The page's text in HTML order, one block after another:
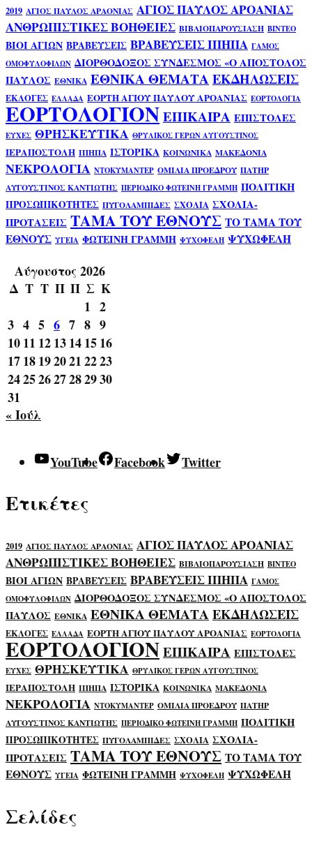
2019 ΑΓΙΟΣ ΠΑΥΛΟΣ ΑΡΑΟΝΙΑΣ ΑΓΙΟΣ ΠΑΥΛΟΣ ΑΡΟΑΝΙΑΣ
ΑΝΘΡΩΠΙΣΤΙΚΕΣ ΒΟΗΘΕΙΕΣ ΒΙΒΛΙΟΠΑΡΟΥΣΙΑΣΗ ΒΙΝΤΕΟ
ΒΙΟΙ ΑΓΙΩΝ ΒΡΑΒΕΥΣΕΙΣ ΒΡΑΒΕΥΣΕΙΣ ΙΠΗΠΑ ΓΑΜΟΣ
ΟΜΟΦΥΛΟΦΙΛΩΝ ΔΙΟΡΘΟΔΟΞΟΣ ΣΥΝΔΕΣΜΟΣ «Ο ΑΠΟΣΤΟΛΟΣ
ΠΑΥΛΟΣ ΕΘΝΙΚΑ ΕΘΝΙΚΑ ΘΕΜΑΤΑΕΚΔΗΛΩΣΕΙΣ
ΕΚΛΟΓΕΣ ΕΛΛΑΔΑ ΕΟΡΤΗ ΑΓΙΟΥ ΠΑΥΛΟΥ ΑΡΟΑΝΙΑΣ ΕΟΡΤΟΛΟΓΙΑ
ΕΟΡΤΟΛΟΓΙΟΝΕΠΙΚΑΙΡΑ ΕΠΙΣΤΟΛΕΣ
ΕΥΧΕΣ ΘΡΗΣΚΕΥΤΙΚΑ ΘΡΥΛΙΚΟΣ ΓΕΡΩΝ ΑΥΓΟΥΣΤΙΝΟΣ
ΙΕΡΑΠΟΣΤΟΛΗ ΙΠΗΠΑ ΙΣΤΟΡΙΚΑ ΚΟΙΝΩΝΙΚΑ ΜΑΚΕΔΟΝΙΑ
ΝΕΚΡΟΛΟΓΙΑ ΝΤΟΚΥΜΑΝΤΕΡ ΟΜΙΛΙΑ ΠΡΟΕΔΡΟΥ ΠΑΤΗΡ
ΑΥΓΟΥΣΤΙΝΟΣ ΚΑΝΤΙΩΤΗΣ ΠΕΡΙΟΔΙΚΟ ΦΩΤΕΙΝΗ ΓΡΑΜΜΗ ΠΟΛΙΤΙΚΗ
ΠΡΟΣΩΠΙΚΟΤΗΤΕΣ ΠΥΓΟΛΑΜΠΙΔΕΣ ΣΧΟΛΙΑ ΣΧΟΛΙΑ-
ΠΡΟΤΑΣΕΙΣ ΤΑΜΑ ΤΟΥ ΕΘΝΟΥΣ ΤΟ ΤΑΜΑ ΤΟΥ
ΕΘΝΟΥΣ ΥΓΕΙΑ ΦΩΤΕΙΝΗ ΓΡΑΜΜΗ ΨΥΧΟΦΕΛΗ ΨΥΧΩΦΕΛΗ
Αύγουστος 2026
Δ Τ Τ Π Π Σ Κ
1 2
3 4 5 6 7 8 9
1011 1213141516
17181920212223
24252627282930
31
« Ιούλ
YouTube Facebook Twitter
Ετικέτες
2019 ΑΓΙΟΣ ΠΑΥΛΟΣ ΑΡΑΟΝΙΑΣ ΑΓΙΟΣ ΠΑΥΛΟΣ ΑΡΟΑΝΙΑΣ
ΑΝΘΡΩΠΙΣΤΙΚΕΣ ΒΟΗΘΕΙΕΣ ΒΙΒΛΙΟΠΑΡΟΥΣΙΑΣΗ ΒΙΝΤΕΟ
ΒΙΟΙ ΑΓΙΩΝ ΒΡΑΒΕΥΣΕΙΣ ΒΡΑΒΕΥΣΕΙΣ ΙΠΗΠΑ ΓΑΜΟΣ
ΟΜΟΦΥΛΟΦΙΛΩΝ ΔΙΟΡΘΟΔΟΞΟΣ ΣΥΝΔΕΣΜΟΣ «Ο ΑΠΟΣΤΟΛΟΣ
ΠΑΥΛΟΣ ΕΘΝΙΚΑ ΕΘΝΙΚΑ ΘΕΜΑΤΑΕΚΔΗΛΩΣΕΙΣ
ΕΚΛΟΓΕΣ ΕΛΛΑΔΑ ΕΟΡΤΗ ΑΓΙΟΥ ΠΑΥΛΟΥ ΑΡΟΑΝΙΑΣ ΕΟΡΤΟΛΟΓΙΑ
ΕΟΡΤΟΛΟΓΙΟΝΕΠΙΚΑΙΡΑ ΕΠΙΣΤΟΛΕΣ
ΕΥΧΕΣ ΘΡΗΣΚΕΥΤΙΚΑ ΘΡΥΛΙΚΟΣ ΓΕΡΩΝ ΑΥΓΟΥΣΤΙΝΟΣ
ΙΕΡΑΠΟΣΤΟΛΗ ΙΠΗΠΑ ΙΣΤΟΡΙΚΑ ΚΟΙΝΩΝΙΚΑ ΜΑΚΕΔΟΝΙΑ
ΝΕΚΡΟΛΟΓΙΑ ΝΤΟΚΥΜΑΝΤΕΡ ΟΜΙΛΙΑ ΠΡΟΕΔΡΟΥ ΠΑΤΗΡ
ΑΥΓΟΥΣΤΙΝΟΣ ΚΑΝΤΙΩΤΗΣ ΠΕΡΙΟΔΙΚΟ ΦΩΤΕΙΝΗ ΓΡΑΜΜΗ ΠΟΛΙΤΙΚΗ
ΠΡΟΣΩΠΙΚΟΤΗΤΕΣ ΠΥΓΟΛΑΜΠΙΔΕΣ ΣΧΟΛΙΑ ΣΧΟΛΙΑ-
ΠΡΟΤΑΣΕΙΣ ΤΑΜΑ ΤΟΥ ΕΘΝΟΥΣ ΤΟ ΤΑΜΑ ΤΟΥ
ΕΘΝΟΥΣ ΥΓΕΙΑ ΦΩΤΕΙΝΗ ΓΡΑΜΜΗ ΨΥΧΟΦΕΛΗ ΨΥΧΩΦΕΛΗ
Σελίδες